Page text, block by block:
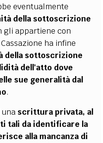
eventualmente
della sottoscrizione
gli appartiene con
ha infine
della sottoscrizione
dell'atto dove
sue generalità dal
.
una scrittura privata, al
tali da identificare la
alla mancanza di